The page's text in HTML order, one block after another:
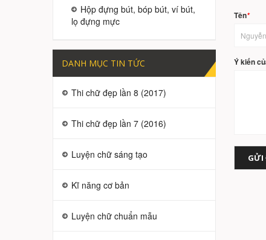
Hộp đựng bút, bóp bút, ví bút,
lọ đựng mực
DANH MỤC TIN TỨC
Thi chữ đẹp lần 8 (2017)
Thi chữ đẹp lần 7 (2016)
Luyện chữ sáng tạo
Kĩ năng cơ bản
Luyện chữ chuẩn mẫu
Tên*
Ý kiến
GỬI